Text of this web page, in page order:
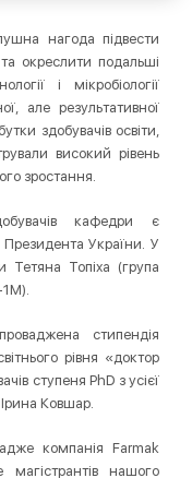
нагода підвести
окреслити подальші
і мікробіології
але результативної
здобувачів освіти,
високий рівень
зростання.
кафедри є
Президента України. У
Тетяна Топіха (група
1М).
стипендія
рівня «доктор
ступеня PhD з усієї
Ковшар.
компанія Farmak
нашого